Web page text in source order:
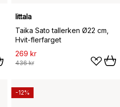
Iittala
Taika Sato tallerken Ø22 cm,
Hvit-flerfarget
269 kr
436 kr
-12%